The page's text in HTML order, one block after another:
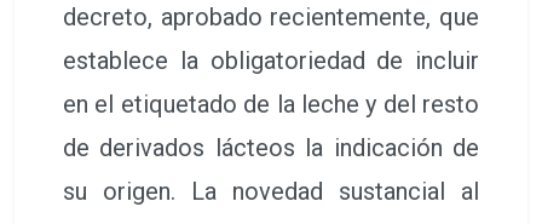
decreto, aprobado recientemente, que
establece la obligatoriedad de incluir
en el etiquetado de la leche y del resto
de derivados lácteos la indicación de
su origen. La novedad sustancial al